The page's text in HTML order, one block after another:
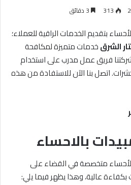
313
بتقديم الخدمات الراقية للعملاء؛
الشرقخدمات متميزة لمكافحة
فريق عمل مدرب على استخدام
اتصل بنا الآن للاستفادة من هذه
بالاحساء
متخصصة في القضاء على
عالية، وهذا يظهر فيما يلي: